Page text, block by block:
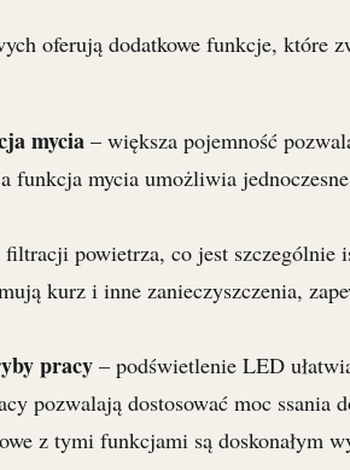
oferują dodatkowe funkcje, które
mycia– większa pojemność
funkcja mycia umożliwia
powietrza, co jest szczególnie
kurz i inne zanieczyszczenia,
pracy– podświetlenie LED
pozwalają dostosować moc ssania
z tymi funkcjami są doskonałym